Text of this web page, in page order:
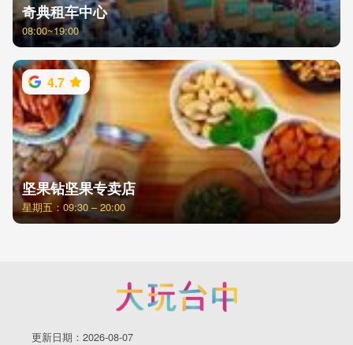
奇典租车中心
08:00~19:00
4.7
坚果钻坚果专卖店
星期五：09:30 – 20:00
更新日期：2026-08-07